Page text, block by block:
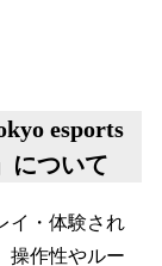
esports
について
イ・体験され
操作性やルー